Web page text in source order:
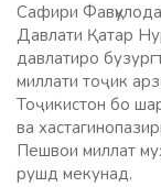
Сафири
Давлати Қатар
давлатиро
миллати тоҷик
Тоҷикистон бо
ва
Пешвои миллат
рушд мекунад.